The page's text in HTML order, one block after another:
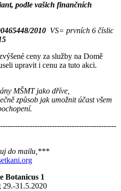
podle vašich finančních
2010 VS= prvních 6 číslic
ceny za služby na Domě
upravit i cenu za tuto akci.
MŠMT jako dříve,
způsob jak umožnit účast všem
do mailu,***
Botanicus 1
29.-31.5.2020